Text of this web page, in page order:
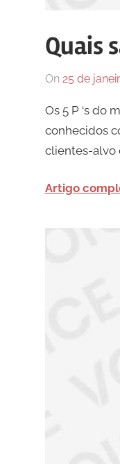
Quais
On 25 de
Os 5 P ‘s do
conhecidos
clientes-alvo
Artigo